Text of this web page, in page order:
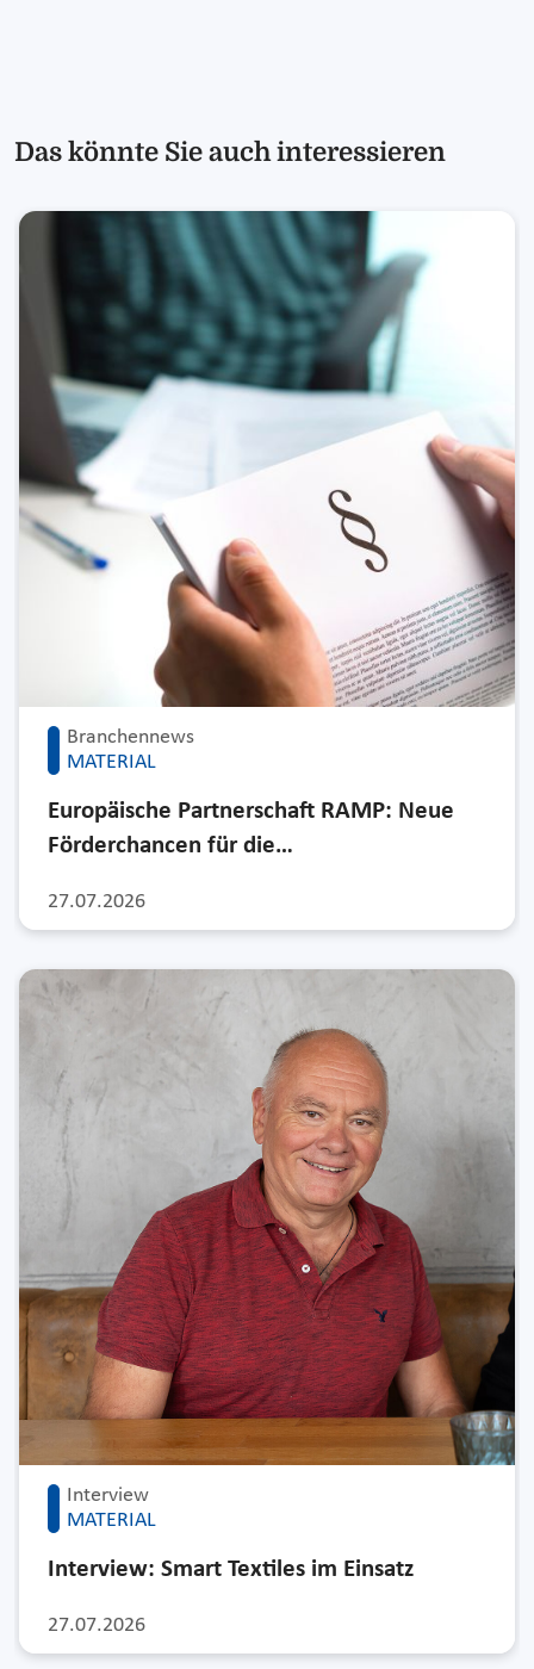
Das könnte Sie auch interessieren
Branchennews
MATERIAL
27.07.2026
Europäische Partnerschaft RAMP: Neue
Förderchancen für die…
Interview
MATERIAL
27.07.2026
Interview: Smart Textiles im Einsatz